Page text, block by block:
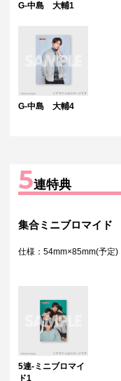
G-中島 大輔1
G-中島 大輔4
5連特典
集合ミニブロマイド
仕様：54mm×85mm(予定)
5連-ミニブロマイ
ド1